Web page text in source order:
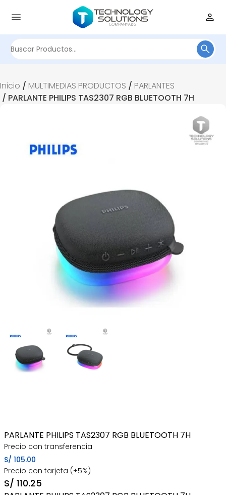
Inicio / MULTIMEDIAS PRODUCTOS / PARLANTES
/ PARLANTE PHILIPS TAS2307 RGB BLUETOOTH 7H
PARLANTE PHILIPS TAS2307 RGB BLUETOOTH 7H
Precio con transferencia
S/ 105.00
Precio con tarjeta (+5%)
S/ 110.25